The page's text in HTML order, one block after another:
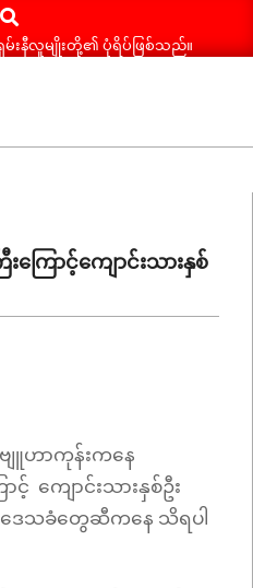
Search
းနီလူမျိုးတို့၏ ပုံရိပ်ဖြစ်သည်။
ြောင့်ကျောင်းသားနှစ်
ဗျူဟာကုန်းကနေ
ကျောင်းသားနှစ်ဦး
သခံတွေဆီကနေ သိရပါ